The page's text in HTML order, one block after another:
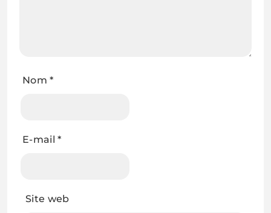
Nom*
E-mail*
Site web